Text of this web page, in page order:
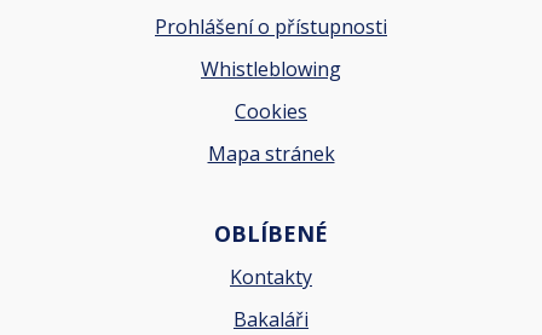
Prohlášení o přístupnosti
Whistleblowing
Cookies
Mapa stránek
OBLÍBENÉ
Kontakty
Bakaláři